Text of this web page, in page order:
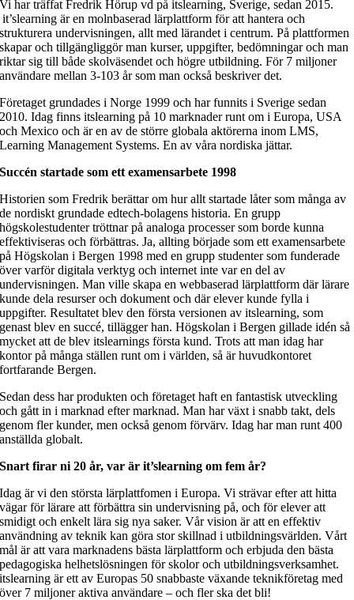
Vi har träffat Fredrik Hörup vd på itslearning, Sverige, sedan 2015.
it’slearning är en molnbaserad lärplattform för att hantera och
strukturera undervisningen, allt med lärandet i centrum. På plattformen
skapar och tillgängliggör man kurser, uppgifter, bedömningar och man
riktar sig till både skolväsendet och högre utbildning. För 7 miljoner
användare mellan 3-103 år som man också beskriver det.
Företaget grundades i Norge 1999 och har funnits i Sverige sedan
2010. Idag finns itslearning på 10 marknader runt om i Europa, USA
och Mexico och är en av de större globala aktörerna inom LMS,
Learning Management Systems. En av våra nordiska jättar.
Succén startade som ett examensarbete 1998
Historien som Fredrik berättar om hur allt startade låter som många av
de nordiskt grundade edtech-bolagens historia. En grupp
högskolestudenter tröttnar på analoga processer som borde kunna
effektiviseras och förbättras. Ja, allting började som ett examensarbete
på Högskolan i Bergen 1998 med en grupp studenter som funderade
över varför digitala verktyg och internet inte var en del av
undervisningen. Man ville skapa en webbaserad lärplattform där lärare
kunde dela resurser och dokument och där elever kunde fylla i
uppgifter. Resultatet blev den första versionen av itslearning, som
genast blev en succé, tillägger han. Högskolan i Bergen gillade idén så
mycket att de blev itslearnings första kund. Trots att man idag har
kontor på många ställen runt om i världen, så är huvudkontoret
fortfarande Bergen.
Sedan dess har produkten och företaget haft en fantastisk utveckling
och gått in i marknad efter marknad. Man har växt i snabb takt, dels
genom fler kunder, men också genom förvärv. Idag har man runt 400
anställda globalt.
Snart firar ni 20 år, var är it’slearning om fem år?
Idag är vi den största lärplattfomen i Europa. Vi strävar efter att hitta
vägar för lärare att förbättra sin undervisning på, och för elever att
smidigt och enkelt lära sig nya saker. Vår vision är att en effektiv
användning av teknik kan göra stor skillnad i utbildningsvärlden. Vårt
mål är att vara marknadens bästa lärplattform och erbjuda den bästa
pedagogiska helhetslösningen för skolor och utbildningsverksamhet.
itslearning är ett av Europas 50 snabbaste växande teknikföretag med
över 7 miljoner aktiva användare – och fler ska det bli!